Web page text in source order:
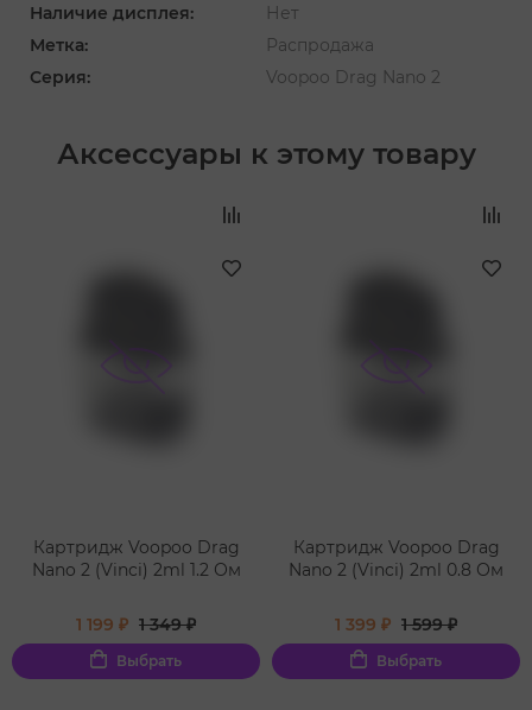
Наличие дисплея:
Нет
Метка:
Распродажа
Серия:
Voopoo Drag Nano 2
Аксессуары к этому товару
Картридж Voopoo Drag
Nano 2 (Vinci) 2ml 1.2 Ом
1 199 ₽ 1 349 ₽
Выбрать
Картридж Voopoo Drag
Nano 2 (Vinci) 2ml 0.8 Ом
1 399 ₽ 1 599 ₽
Выбрать